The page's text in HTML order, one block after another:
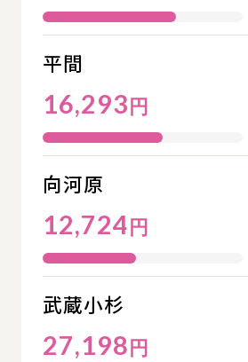
平間
16,293 円
向河原
12,724 円
武蔵小杉
27,198 円